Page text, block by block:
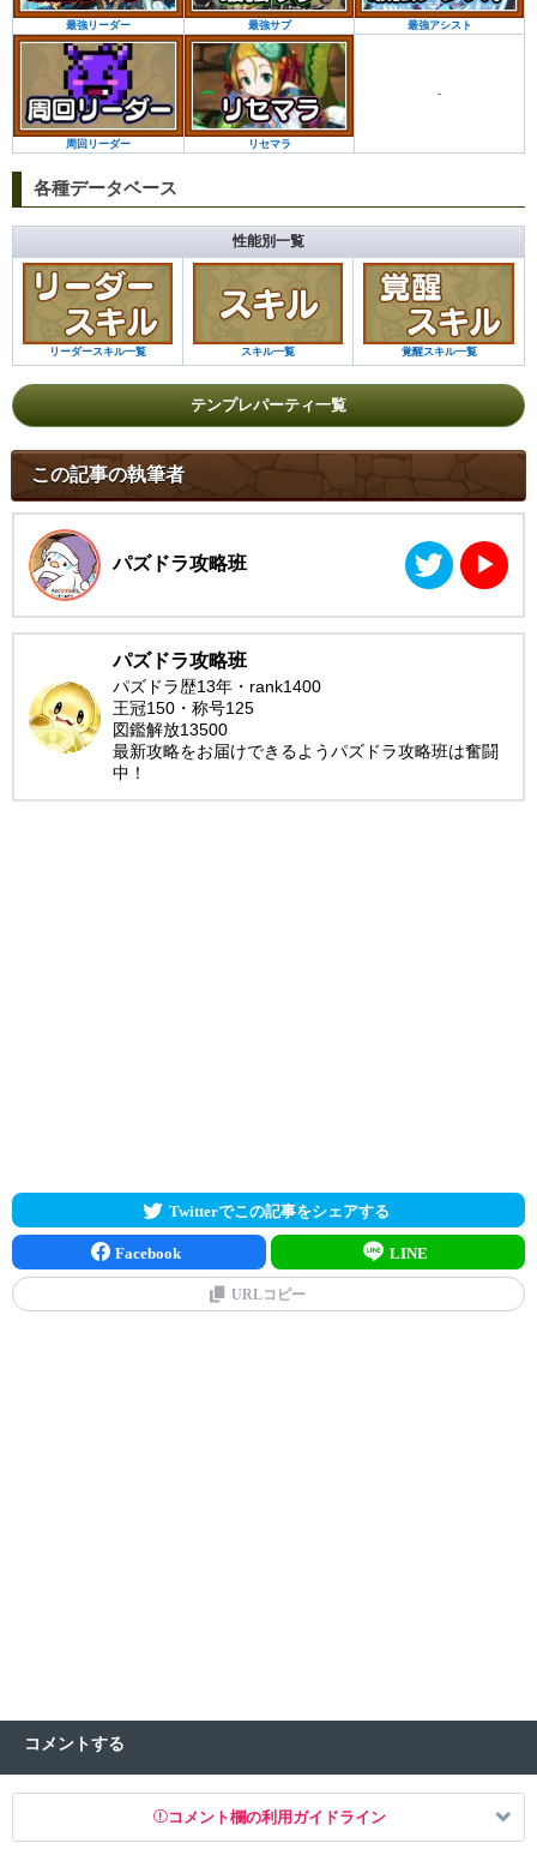
最強リーダー 最強サブ 最強アシスト
周回リーダー リセマラ
-
各種データベース
性能別一覧
リーダースキル一覧 スキル一覧 覚醒スキル一覧
テンプレパーティ一覧
この記事の執筆者
パズドラ攻略班 ▶︎
パズドラ攻略班
パズドラ歴13年・rank1400
王冠150・称号125
図鑑解放13500
最新攻略をお届けできるようパズドラ攻略班は奮闘
中！
Twitterでこの記事をシェアする
Facebook LINE
URLコピー
コメントする
コメント欄の利用ガイドライン